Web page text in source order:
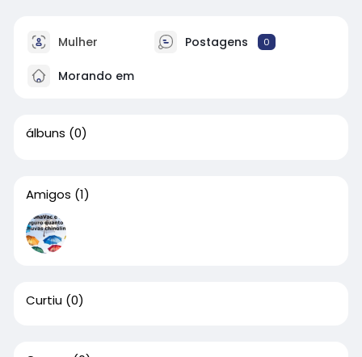
Mulher Postagens 0
Morando em
álbuns (0)
Amigos (1)
Curtiu (0)